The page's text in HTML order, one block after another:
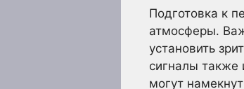
Подготовка к
атмосферы.
установить
сигналы также
могут